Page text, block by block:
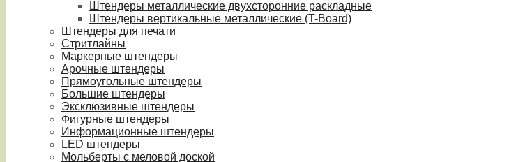
Штендеры металлические двухсторонние раскладные
Штендеры вертикальные металлические (T-Board)
Штендеры для печати
Стритлайны
Маркерные штендеры
Арочные штендеры
Прямоугольные штендеры
Большие штендеры
Эксклюзивные штендеры
Фигурные штендеры
Информационные штендеры
LED штендеры
Мольберты с меловой доской